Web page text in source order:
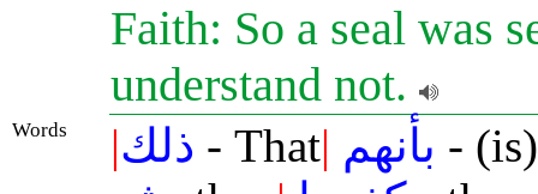
Faith: So a seal was
understand not.
Words |ذلك - That| بأنهم -